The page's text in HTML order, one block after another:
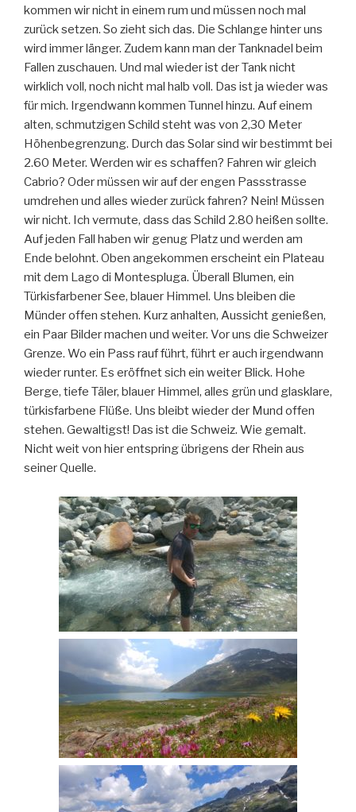
kommen wir nicht in einem rum und müssen noch mal
zurück setzen. So zieht sich das. Die Schlange hinter uns
wird immer länger. Zudem kann man der Tanknadel beim
Fallen zuschauen. Und mal wieder ist der Tank nicht
wirklich voll, noch nicht mal halb voll. Das ist ja wieder was
für mich. Irgendwann kommen Tunnel hinzu. Auf einem
alten, schmutzigen Schild steht was von 2,30 Meter
Höhenbegrenzung. Durch das Solar sind wir bestimmt bei
2.60 Meter. Werden wir es schaffen? Fahren wir gleich
Cabrio? Oder müssen wir auf der engen Passstrasse
umdrehen und alles wieder zurück fahren? Nein! Müssen
wir nicht. Ich vermute, dass das Schild 2.80 heißen sollte.
Auf jeden Fall haben wir genug Platz und werden am
Ende belohnt. Oben angekommen erscheint ein Plateau
mit dem Lago di Montespluga. Überall Blumen, ein
Türkisfarbener See, blauer Himmel. Uns bleiben die
Münder offen stehen. Kurz anhalten, Aussicht genießen,
ein Paar Bilder machen und weiter. Vor uns die Schweizer
Grenze. Wo ein Pass rauf führt, führt er auch irgendwann
wieder runter. Es eröffnet sich ein weiter Blick. Hohe
Berge, tiefe Täler, blauer Himmel, alles grün und glasklare,
türkisfarbene Flüße. Uns bleibt wieder der Mund offen
stehen. Gewaltigst! Das ist die Schweiz. Wie gemalt.
Nicht weit von hier entspring übrigens der Rhein aus
seiner Quelle.